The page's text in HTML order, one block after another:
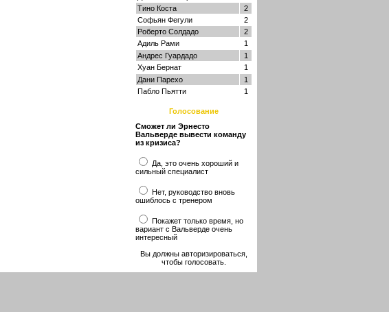
Тино Коста
2
Софьян Фегули
2
Роберто Солдадо
2
Адиль Рами
1
Андрес Гуардадо
1
Хуан Бернат
1
Дани Парехо
1
Пабло Пьятти
1
Голосование
Сможет ли Эрнесто
Вальверде вывести команду
из кризиса?
Да, это очень хороший и
сильный специалист
Нет, руководство вновь
ошиблось с тренером
Покажет только время, но
вариант с Вальверде очень
интересный
Вы должны авторизироваться,
чтобы голосовать.